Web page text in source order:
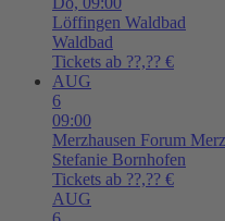
Löffingen Waldbad
Waldbad
Tickets ab ??,?? €
AUG
6
09:00
Merzhausen Forum
Stefanie Bornhofen
Tickets ab ??,?? €
AUG